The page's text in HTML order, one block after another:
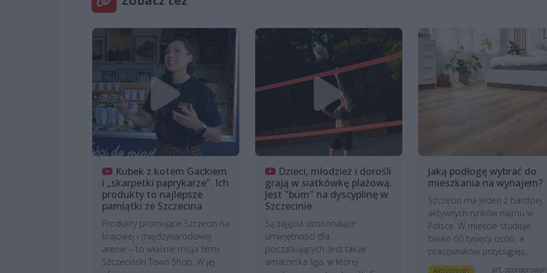
Kubek z kotem Gackiem
i „skarpetki paprykarze”. Ich
produkty to najlepsze
pamiątki ze Szczecina
Produkty promujące Szczecin na
krajowej i międzynarodowej
arenie – to właśnie misja firmy
Szczeciński Town Shop. W jej
Dzieci, młodzież i dorośli
grają w siatkówkę plażową.
Jest "bum" na dyscyplinę w
Szczecinie
Są zajęcia doskonalące
umiejętności dla
początkujących. Jest także
amatorska liga, w której
Jaką podłogę wybrać do
mieszkania na wynajem?
Szczecin ma jeden z bardziej
aktywnych rynków najmu w
Polsce. W mieście studiuje
blisko 60 tysięcy osób, a
pracowników przyciągają...
art.